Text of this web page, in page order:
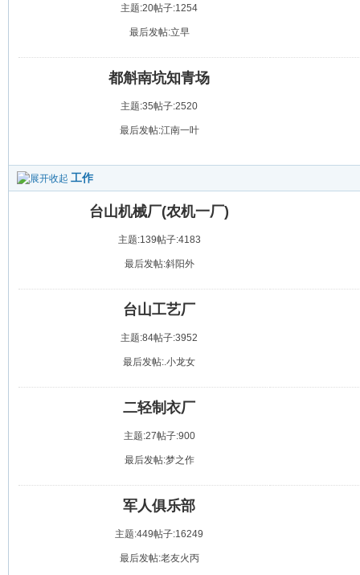
主题:20帖子:1254
最后发帖:立早
都斛南坑知青场
主题:35帖子:2520
最后发帖:江南一叶
工作
台山机械厂(农机一厂)
主题:139帖子:4183
最后发帖:斜阳外
台山工艺厂
主题:84帖子:3952
最后发帖:.小龙女
二轻制衣厂
主题:27帖子:900
最后发帖:梦之作
军人俱乐部
主题:449帖子:16249
最后发帖:老友火丙